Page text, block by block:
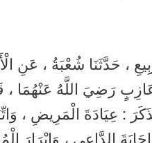
، حَدَّثَنَا شُعْبَةُ ،
رَضِيَ اللَّهُ عَنْهُمَا ،
: عِيَادَةَ الْمَرِيضِ ،
الدَّاعِي ، وَإِبْرَارَ